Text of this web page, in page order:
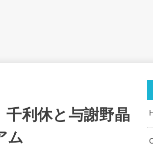
千利休と与謝野晶
ム